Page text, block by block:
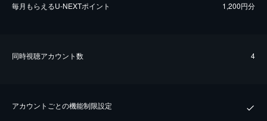
毎⽉もらえるU-NEXTポイント 1,200円分
同時視聴アカウント数 4
アカウントごとの機能制限設定